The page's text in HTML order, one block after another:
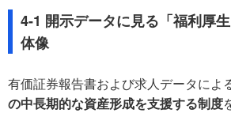
4-1 開示データに見る「福利厚
体像
有価証券報告書および求人データによ
の中長期的な資産形成を支援する制度